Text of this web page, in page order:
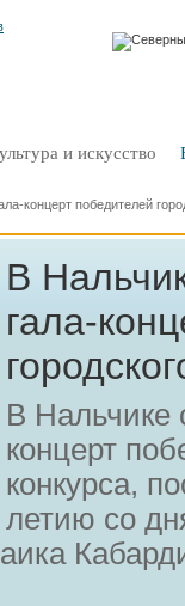
и искусство
концерт победителей
В
гала-
В Нальчике
концерт
конкурса,
летию со